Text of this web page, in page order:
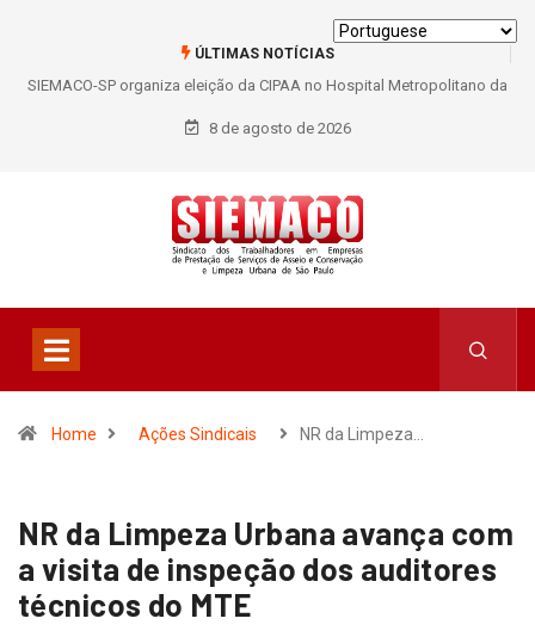
ÚLTIMAS NOTÍCIAS
SIEMACO-SP organiza eleição da CIPAA no Hospital Metropolitano da
Lapa e fortalece participação dos trabalhadores
8 de agosto de 2026
Home Ações Sindicais NR da Limpeza…
NR da Limpeza Urbana avança com
a visita de inspeção dos auditores
técnicos do MTE